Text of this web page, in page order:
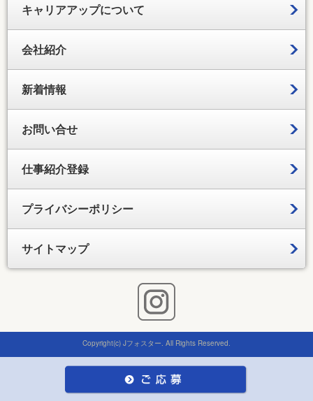
キャリアアップについて
会社紹介
新着情報
お問い合せ
仕事紹介登録
プライバシーポリシー
サイトマップ
Copyright(c) Jフォスター. All Rights Reserved.